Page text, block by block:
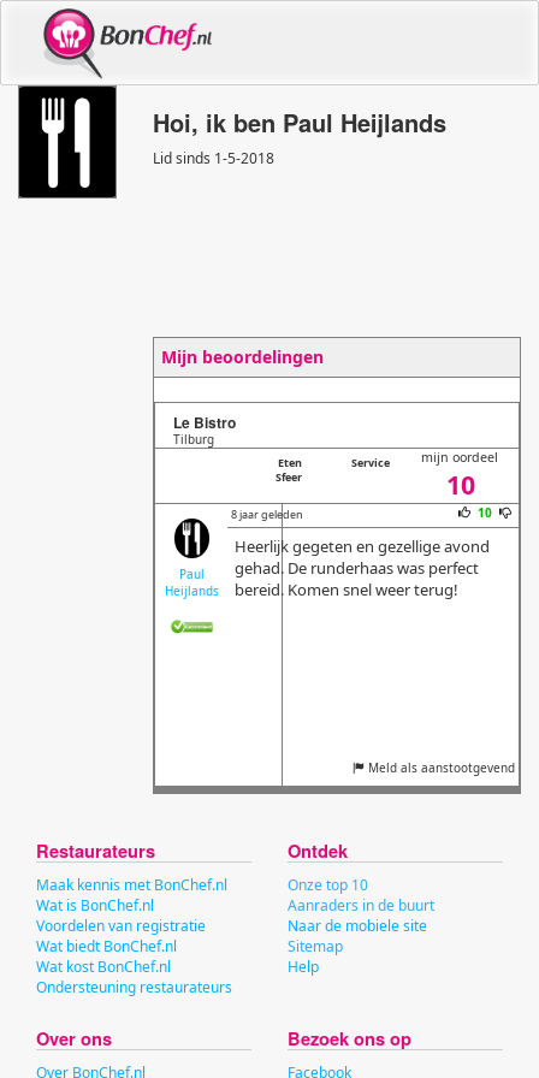
Hoi, ik ben Paul Heijlands
Lid sinds 1-5-2018
Mijn beoordelingen
Le Bistro
Tilburg
Eten
Service
Sfeer
mijn oordeel
10
Paul
Heijlands
8 jaar geleden 10
Heerlijk gegeten en gezellige avond
gehad. De runderhaas was perfect
bereid. Komen snel weer terug!
Meld als aanstootgevend
Restaurateurs
Maak kennis met BonChef.nl
Wat is BonChef.nl
Voordelen van registratie
Wat biedt BonChef.nl
Wat kost BonChef.nl
Ondersteuning restaurateurs
Ontdek
Onze top 10
Aanraders in de buurt
Naar de mobiele site
Sitemap
Help
Over ons
Over BonChef.nl
Bezoek ons op
Facebook